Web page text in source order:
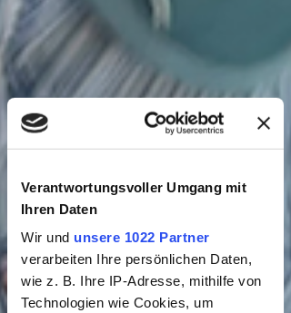
Verantwortungsvoller Umgang mit
Ihren Daten
Wir und unsere 1022 Partner
verarbeiten Ihre persönlichen Daten,
wie z. B. Ihre IP-Adresse, mithilfe von
Technologien wie Cookies, um